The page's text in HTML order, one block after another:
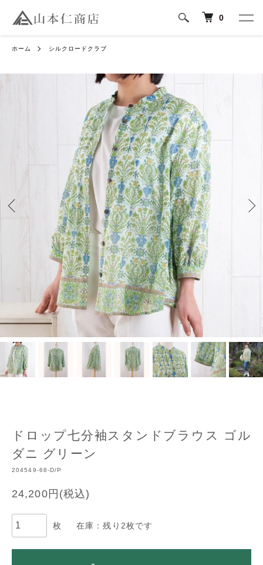
0
ホーム シルクロードクラブ
ドロップ七分袖スタンドブラウス ゴル
ダニ グリーン
204549-68-D/P
24,200円(税込)
枚 在庫：残り2枚です